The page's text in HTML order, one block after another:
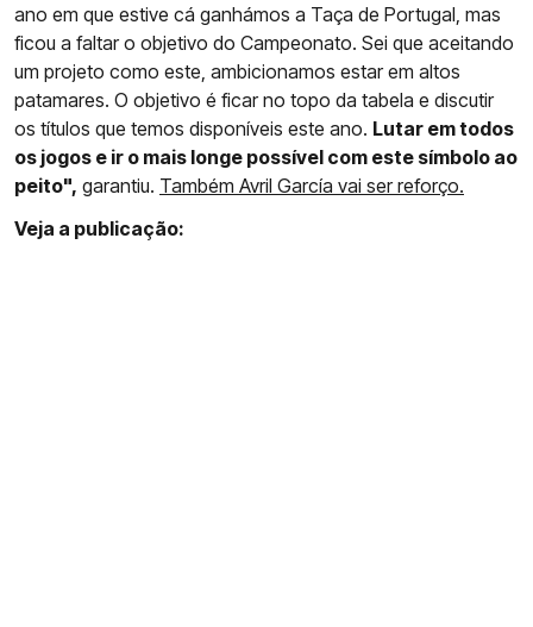
ano em que estive cá ganhámos a Taça de Portugal, mas
ficou a faltar o objetivo do Campeonato. Sei que aceitando
um projeto como este, ambicionamos estar em altos
patamares. O objetivo é ficar no topo da tabela e discutir
os títulos que temos disponíveis este ano. Lutar em todos
os jogos e ir o mais longe possível com este símbolo ao
peito", garantiu. Também Avril García vai ser reforço.
Veja a publicação: